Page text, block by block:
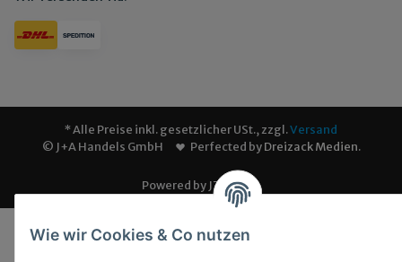
Wie wir Cookies & Co nutzen
* Alle Preise inkl. gesetzlicher USt., zzgl.Versand
© J+A Handels GmbH
Perfected byDreizack Medien.
Powered by JTL-Shop